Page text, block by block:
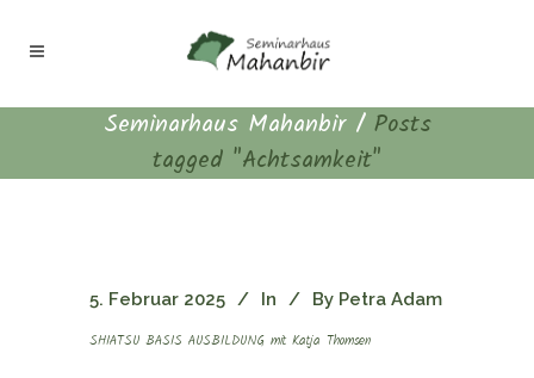
Seminarhaus Mahanbir/ Posts
tagged "Achtsamkeit"
5. Februar 2025 In By Petra Adam
SHIATSU BASIS AUSBILDUNG mit Katja Thomsen